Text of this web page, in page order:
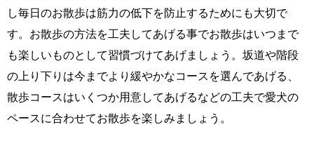
し毎日のお散歩は筋力の低下を防止するためにも大切で
す。お散歩の方法を工夫してあげる事でお散歩はいつまで
も楽しいものとして習慣づけてあげましょう。坂道や階段
の上り下りは今までより緩やかなコースを選んであげる、
散歩コースはいくつか用意してあげるなどの工夫で愛犬の
ペースに合わせてお散歩を楽しみましょう。